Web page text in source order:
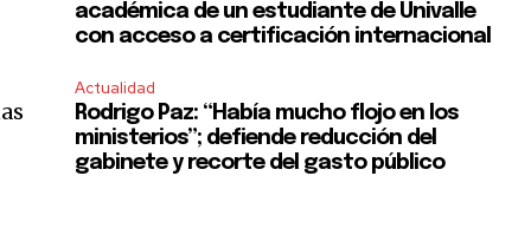
académica de un estudiante de Univalle
con acceso a certificación internacional
Actualidad
Rodrigo Paz: “Había mucho flojo en los
ministerios”; defiende reducción del
gabinete y recorte del gasto público